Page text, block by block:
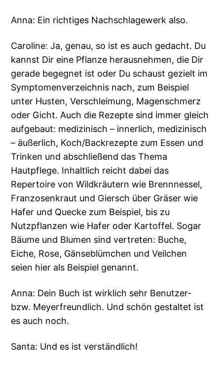
Anna: Ein richtiges Nachschlagewerk also.
Caroline: Ja, genau, so ist es auch gedacht. Du
kannst Dir eine Pflanze herausnehmen, die Dir
gerade begegnet ist oder Du schaust gezielt im
Symptomenverzeichnis nach, zum Beispiel
unter Husten, Verschleimung, Magenschmerz
oder Gicht. Auch die Rezepte sind immer gleich
aufgebaut: medizinisch – innerlich, medizinisch
– äußerlich, Koch/Backrezepte zum Essen und
Trinken und abschließend das Thema
Hautpflege. Inhaltlich reicht dabei das
Repertoire von Wildkräutern wie Brennnessel,
Franzosenkraut und Giersch über Gräser wie
Hafer und Quecke zum Beispiel, bis zu
Nutzpflanzen wie Hafer oder Kartoffel. Sogar
Bäume und Blumen sind vertreten: Buche,
Eiche, Rose, Gänseblümchen und Veilchen
seien hier als Beispiel genannt.
Anna: Dein Buch ist wirklich sehr Benutzer-
bzw. Meyerfreundlich. Und schön gestaltet ist
es auch noch.
Santa: Und es ist verständlich!